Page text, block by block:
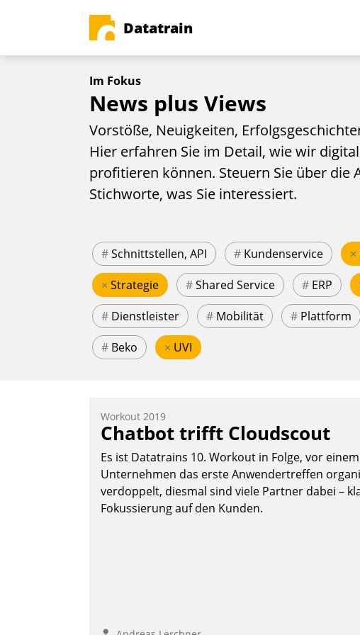
Datatrain
Im Fokus
News plus Views
Vorstöße, Neuigkeiten,
Hier erfahren Sie im Detail, wie wir
profitieren können. Steuern Sie über die
Stichworte, was Sie interessiert.
#Schnittstellen, API # Kundenservice ×
× Strategie #Shared Service # ERP
# Dienstleister # Mobilität # Plattform
# Beko × UVI
Workout 2019
Chatbot trifft Cloudscout
Es ist Datatrains 10. Workout in Folge, vor
Unternehmen das erste Anwendertreffen
verdoppelt, diesmal sind viele Partner dabei –
Fokussierung auf den Kunden.